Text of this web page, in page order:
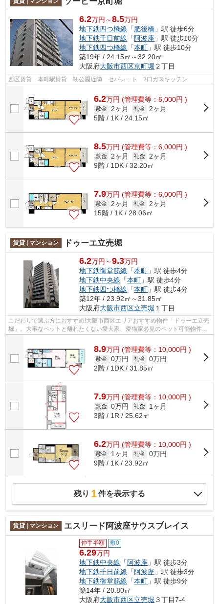
6.2万円～8.5万円
地下鉄四つ橋線 「肥後橋 」駅 徒歩6分
地下鉄千日前線 「 阿波座 」駅 徒歩10分
地下鉄四つ橋線 「本町 」駅 徒歩10分
築19年 / 24.15㎡～32.20㎡
大阪府大阪市西区京町堀 ２丁目
西区賃貸 本町駅賃貸 靭公園近隣 セパレート 2口ガスキッチン
6.2万円 (管理費等：6,000円 )
敷金 2ヶ月 礼金 2ヶ月
5階 / 1K / 24.15㎡
8.5万円 (管理費等：6,000円 )
敷金 2ヶ月 礼金 2ヶ月
9階 / 1DK / 32.20㎡
7.9万円 (管理費等：6,000円 )
敷金 2ヶ月 礼金 2ヶ月
15階 / 1K / 28.06㎡
賃貸 | マンション ドゥーエ立売堀
6.2万円～9.3万円
地下鉄御堂筋線 「本町 」駅 徒歩4分
地下鉄中央線 「本町 」駅 徒歩4分
地下鉄四つ橋線 「本町 」駅 徒歩4分
築12年 / 23.92㎡～31.85㎡
大阪府大阪市西区立売堀 １丁目
こだわりで選ぶ方におすすめ!大阪市西区エリアおすすめ物件「ドゥーエ立売
堀」。大事なペットと離れたくない愛犬家、愛猫家必見のペット可能物件。
8.9万円 (管理費等：10,000円 )
敷金 0万円 礼金 0万円
2階 / 1DK / 31.85㎡
7.9万円 (管理費等：10,000円 )
敷金 0万円 礼金
1ヶ月
3階 / 1R / 25.62㎡
6.2万円 (管理費等：10,000円 )
敷金 1ヶ月 礼金 0万円
9階 / 1K / 23.92㎡
残り 1件を表示する
賃貸 | マンション エスリード阿波座サウスプレイス
仲手半額 敷0
6.29万円
地下鉄中央線 「 阿波座 」駅 徒歩3分
地下鉄千日前線 「 阿波座 」駅 徒歩3分
地下鉄御堂筋線 「本町 」駅 徒歩9分
築14年 / 20.80㎡
大阪府大阪市西区立売堀 ３丁目7-4